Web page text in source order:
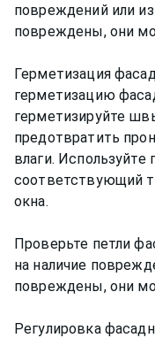
повреждений или
повреждены, они
Герметизация
герметизацию
герметизируйте
предотвратить
влаги. Используйте
соответствующий
окна.
Проверьте петли
на наличие
повреждены, они
Регулировка